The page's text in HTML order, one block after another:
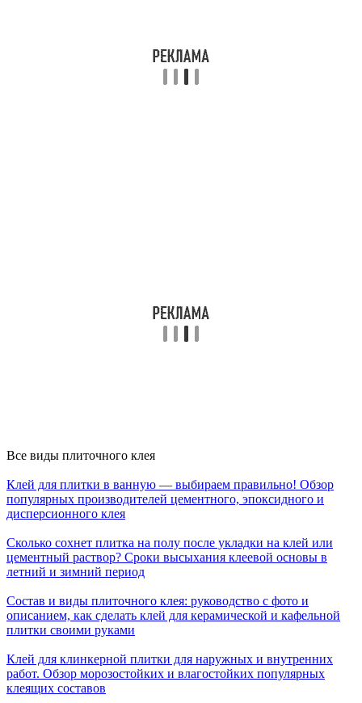
Все виды плиточного клея
Клей для плитки в ванную — выбираем правильно! Обзор
популярных производителей цементного, эпоксидного и
дисперсионного клея
Сколько сохнет плитка на полу после укладки на клей или
цементный раствор? Сроки высыхания клеевой основы в
летний и зимний период
Состав и виды плиточного клея: руководство с фото и
описанием, как сделать клей для керамической и кафельной
плитки своими руками
Клей для клинкерной плитки для наружных и внутренних
работ. Обзор морозостойких и влагостойких популярных
клеящих составов